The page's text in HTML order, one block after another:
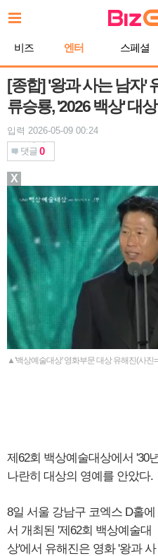
문
기
비즈 엔터 스페셜
[종합] '왕과 사는 남자'
류승룡, '2026 백상' 대
입력 2026-05-09 00:24
댓글 0
▲'백상예술대상' 영화부문 대상 유해진(사진
제62회 백상예술대상에서 '30
나란히 대상의 영예를 안았다.
8일 서울 강남구 코엑스 D홀에
서 개최된 '제62회 백상예술대
상'에서 유해진은 영화 '왕과 사
X